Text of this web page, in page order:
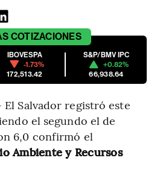
COTIZACIONES
IBOVESPA
-1.73%
172,513.42
S&P/BMV IPC
+0.82%
66,938.64
Salvador registró este
el segundo el de
6,0 confirmó el
Ambiente y Recursos